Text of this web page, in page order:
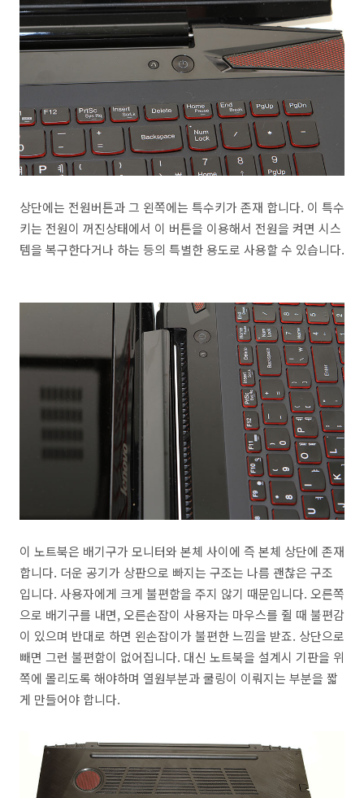
상단에는 전원버튼과 그 왼쪽에는 특수키가 존재 합니다. 이 특수
키는 전원이 꺼진상태에서 이 버튼을 이용해서 전원을 켜면 시스
템을 복구한다거나 하는 등의 특별한 용도로 사용할 수 있습니다.
이 노트북은 배기구가 모니터와 본체 사이에 즉 본체 상단에 존재
합니다. 더운 공기가 상판으로 빠지는 구조는 나름 괜찮은 구조
입니다. 사용자에게 크게 불편함을 주지 않기 때문입니다. 오른쪽
으로 배기구를 내면, 오른손잡이 사용자는 마우스를 쥘 때 불편감
이 있으며 반대로 하면 왼손잡이가 불편한 느낌을 받죠. 상단으로
빼면 그런 불편함이 없어집니다. 대신 노트북을 설계시 기판을 위
쪽에 몰리도록 해야하며 열원부분과 쿨링이 이뤄지는 부분을 짧
게 만들어야 합니다.